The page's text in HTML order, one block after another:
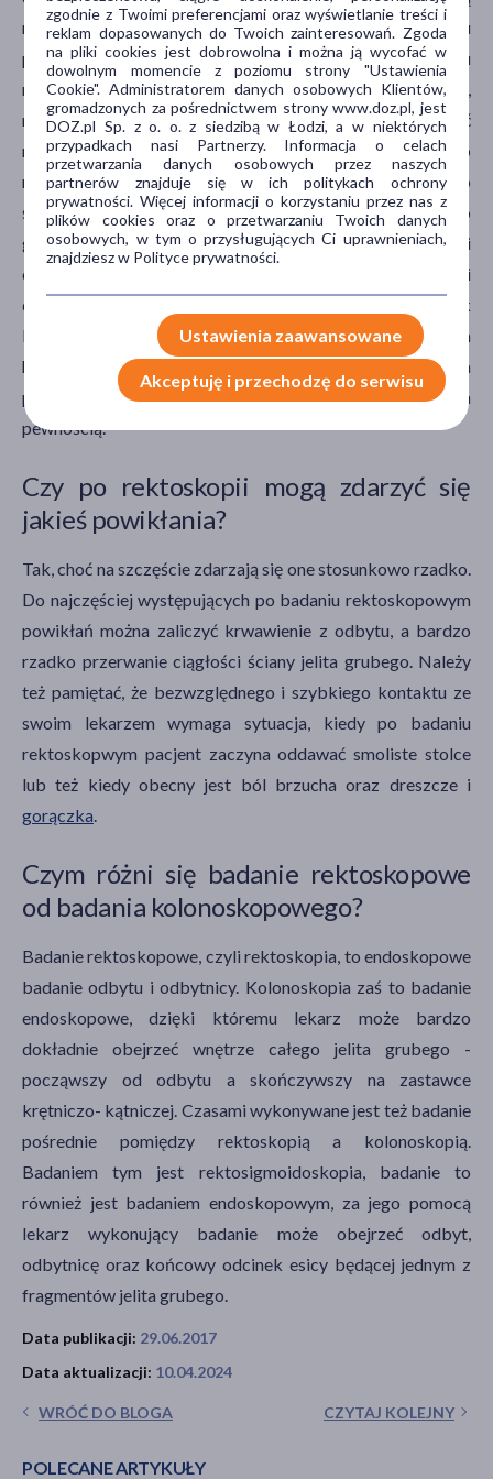
najbardziej dolną cześć jelita grubego. Dopiero po badaniu
per rectum lekarz zaczyna wprowadzać do światła odbytu
rektoskop. Rektoskop należy wprowadzać bardzo powoli,
nigdy nie należy wpychać go na siłę i na siłę pokonywać
napotykanych po drodze oporów, bowiem w ten sposób
można doprowadzić do uszkodzenie jelita i przerwania jego
ściany. Po wprowadzeniu rektoskopu wystarczająco
głęboko lekarz może dokładnie ocenić wnętrze odbytu i
odbytnicy, Zdarza się też, że w przypadku wątpliwości
diagnostycznych lekarz w czasie badania pobiera wycinek
błony śluzowej jelita grubego do badania
histopatologicznego, dzięki któremu będzie można
postawić ostateczne rozpoznanie ze stuprocentowa
pewnością.
Czy po rektoskopii mogą zdarzyć się
jakieś powikłania?
Tak, choć na szczęście zdarzają się one stosunkowo rzadko.
Do najczęściej występujących po badaniu rektoskopowym
powikłań można zaliczyć krwawienie z odbytu, a bardzo
rzadko przerwanie ciągłości ściany jelita grubego. Należy
też pamiętać, że bezwzględnego i szybkiego kontaktu ze
swoim lekarzem wymaga sytuacja, kiedy po badaniu
rektoskopwym pacjent zaczyna oddawać smoliste stolce
lub też kiedy obecny jest ból brzucha oraz dreszcze i
gorączka
Czym różni się badanie rektoskopowe
od badania kolonoskopowego?
Badanie rektoskopowe, czyli rektoskopia, to endoskopowe
badanie odbytu i odbytnicy. Kolonoskopia zaś to badanie
endoskopowe, dzięki któremu lekarz może bardzo
dokładnie obejrzeć wnętrze całego jelita grubego -
począwszy od odbytu a skończywszy na zastawce
krętniczo- kątniczej. Czasami wykonywane jest też badanie
pośrednie pomiędzy rektoskopią a kolonoskopią.
Badaniem tym jest rektosigmoidoskopia, badanie to
również jest badaniem endoskopowym, za jego pomocą
lekarz wykonujący badanie może obejrzeć odbyt,
odbytnicę oraz końcowy odcinek esicy będącej jednym z
fragmentów jelita grubego.
Data publikacji: 29.06.2017
Data aktualizacji: 10.04.2024
WRÓĆ DO BLOGA CZYTAJ KOLEJNY
POLECANE ARTYKUŁY
zgodnie z Twoimi preferencjami oraz wyświetlanie treści i
reklam dopasowanych do Twoich zainteresowań. Zgoda
na pliki cookies jest dobrowolna i można ją wycofać w
dowolnym momencie z poziomu strony "Ustawienia
Cookie". Administratorem danych osobowych Klientów,
gromadzonych za pośrednictwem strony www.doz.pl, jest
DOZ.pl Sp. z o. o. z siedzibą w Łodzi, a w niektórych
przypadkach nasi Partnerzy. Informacja o celach
przetwarzania danych osobowych przez naszych
partnerów znajduje się w ich politykach ochrony
prywatności. Więcej informacji o korzystaniu przez nas z
plików cookies oraz o przetwarzaniu Twoich danych
osobowych, w tym o przysługujących Ci uprawnieniach,
znajdziesz w Polityce prywatności.
Ustawienia zaawansowane
Akceptuję i przechodzę do serwisu